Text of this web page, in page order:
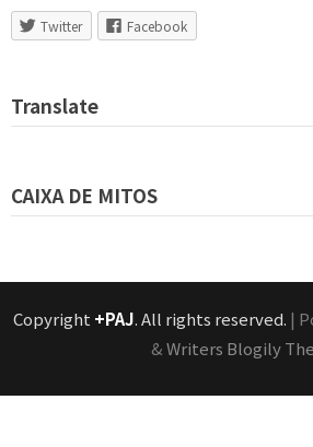
Twitter
Facebook
Translate
CAIXA DE MITOS
Copyright +PAJ. All rights reserved. |
&Writers Blogily